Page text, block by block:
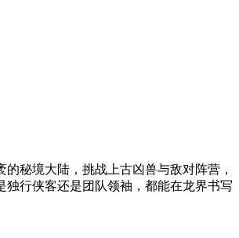
秘境大陆，挑战上古凶兽与敌对阵营，
行侠客还是团队领袖，都能在龙界书写